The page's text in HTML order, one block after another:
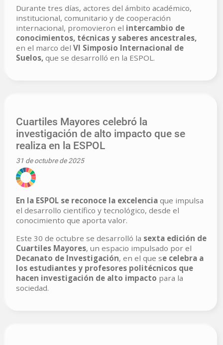
Durante tres días, actores del ámbito académico,
institucional, comunitario y de cooperación
internacional, promovieron el intercambio de
conocimientos, técnicas y saberes ancestrales,
en el marco del VI Simposio Internacional de
Suelos, que se desarrolló en la ESPOL.
Cuartiles Mayores celebró la
investigación de alto impacto que se
realiza en la ESPOL
31 de octubre de 2025
En la ESPOL se reconoce la excelencia que impulsa
el desarrollo científico y tecnológico, desde el
conocimiento que aporta valor.
Este 30 de octubre se desarrolló la sexta edición de
Cuartiles Mayores, un espacio impulsado por el
Decanato de Investigación, en el que se celebra a
los estudiantes y profesores politécnicos que
hacen investigación de alto impacto para la
sociedad.